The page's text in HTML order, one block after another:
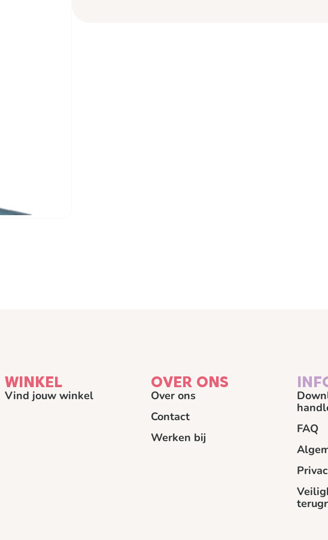
WINKEL
Vind jouw winkel
OVER ONS
Over ons
Contact
Werken bij
FAQ